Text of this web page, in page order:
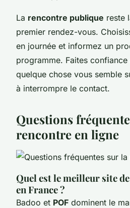
La rencontre publique reste
premier rendez-vous.
en journée et informez un
programme. Faites
quelque chose vous semble
à interrompre le contact.
Questions
rencontre en ligne
Quel est le meilleur site
en France ?
Badoo et POF dominent le